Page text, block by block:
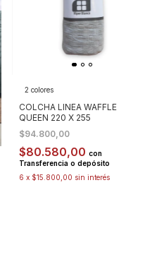
2 colores
COLCHA LINEA WAFFLE
QUEEN 220 X 255
$94.800,00
$80.580,00 con
Transferencia o depósito
6 x $15.800,00 sin interés